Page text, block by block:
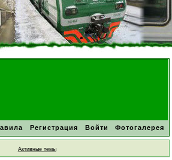
Регистрация Войти Фотогалерея
Активные темы